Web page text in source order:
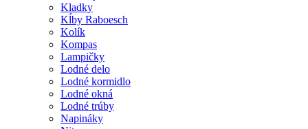
Kladky
Kĺby Raboesch
Kolík
Kompas
Lampičky
Lodné delo
Lodné kormidlo
Lodné okná
Lodné trúby
Napináky